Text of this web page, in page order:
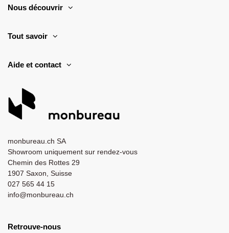
Nous découvrir
Tout savoir
Aide et contact
monbureau.ch SA
Showroom uniquement sur rendez-vous
Chemin des Rottes 29
1907 Saxon, Suisse
027 565 44 15
info@monbureau.ch
Retrouve-nous